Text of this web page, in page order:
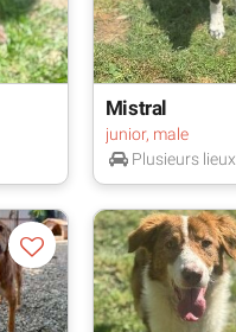
Mistral
junior, male
Plusieurs lieux